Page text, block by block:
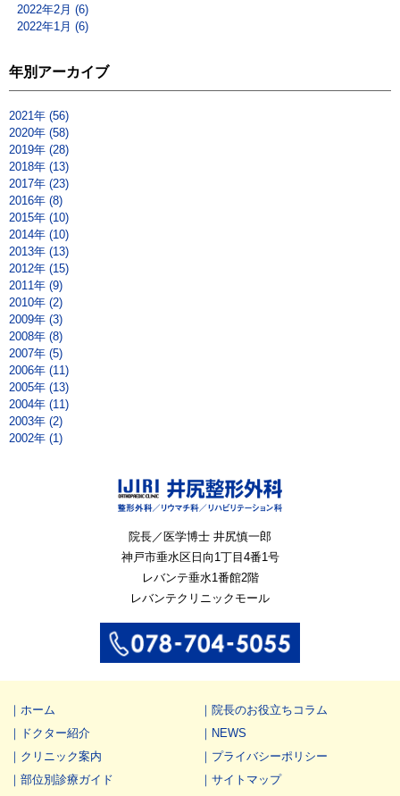
2022年2月 (6)
2022年1月 (6)
年別アーカイブ
2021年 (56)
2020年 (58)
2019年 (28)
2018年 (13)
2017年 (23)
2016年 (8)
2015年 (10)
2014年 (10)
2013年 (13)
2012年 (15)
2011年 (9)
2010年 (2)
2009年 (3)
2008年 (8)
2007年 (5)
2006年 (11)
2005年 (13)
2004年 (11)
2003年 (2)
2002年 (1)
院長／医学博士 井尻慎一郎
神戸市垂水区日向1丁目4番1号
レバンテ垂水1番館2階
レバンテクリニックモール
ホーム
ドクター紹介
クリニック案内
部位別診療ガイド
院長のお役立ちコラム
NEWS
プライバシーポリシー
サイトマップ